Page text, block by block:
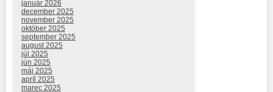
január 2026
december 2025
november 2025
október 2025
september 2025
august 2025
júl 2025
jún 2025
máj 2025
apríl 2025
marec 2025